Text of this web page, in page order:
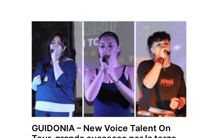
GUIDONIA – New Voice Talent On